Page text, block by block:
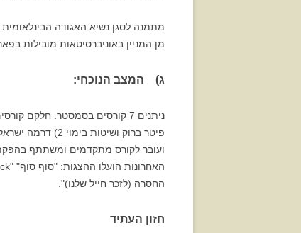
מן המניין באוניברסיטאות מובילות בפאריז. דרמטורג תיאטרון
ג) המצב הנוכחי:
החסרה (לזכר חייל שלנו)".
חזון העתיד